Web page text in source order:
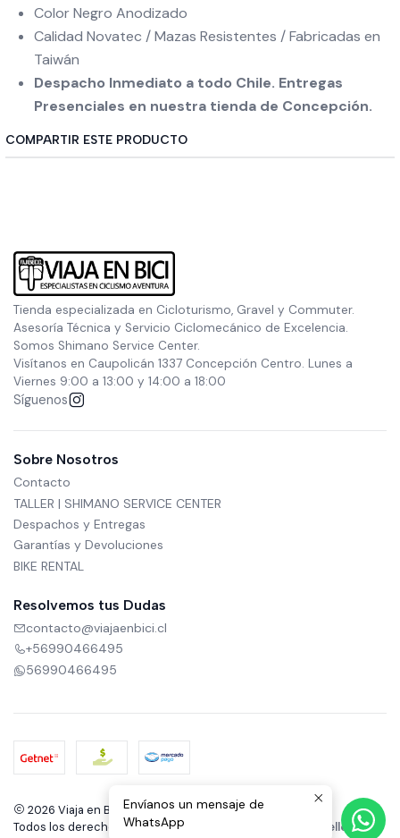
Color Negro Anodizado
Calidad Novatec / Mazas Resistentes / Fabricadas en
Taiwán
Despacho Inmediato a todo Chile. Entregas
Presenciales en nuestra tienda de Concepción.
COMPARTIR ESTE PRODUCTO
Tienda especializada en Cicloturismo, Gravel y Commuter.
Asesoría Técnica y Servicio Ciclomecánico de Excelencia.
Somos Shimano Service Center.
Visítanos en Caupolicán 1337 Concepción Centro. Lunes a
Viernes 9:00 a 13:00 y 14:00 a 18:00
Síguenos
Sobre Nosotros
Contacto
TALLER | SHIMANO SERVICE CENTER
Despachos y Entregas
Garantías y Devoluciones
BIKE RENTAL
Resolvemos tus Dudas
contacto@viajaenbici.cl
+56990466495
56990466495
2026 Viaja en Bici.
Todos los derechos reservados.
Desarrollado por Jumpseller.
Envíanos un mensaje de
WhatsApp